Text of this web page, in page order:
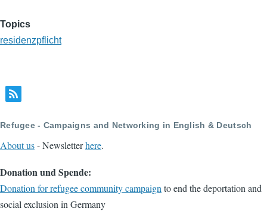
Topics
residenzpflicht
Refugee - Campaigns and Networking in English & Deutsch
About us- Newsletterhere.
Donation und Spende:
Donation for refugee community campaignto end the deportation and
social exclusion in Germany